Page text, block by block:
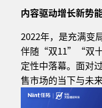
内容驱动增长新势
2022年，是充满变
伴随“双11”“双十
定性中落幕。面对
售市场的当下与未